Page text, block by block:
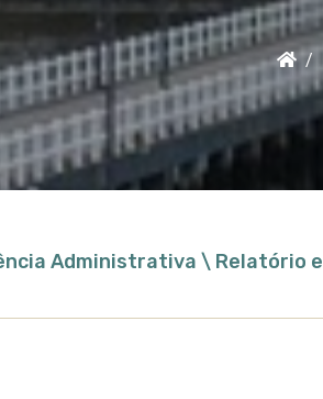
Administrativa \ Relatório